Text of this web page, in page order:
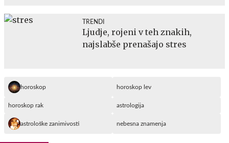
TRENDI
Ljudje, rojeni v teh znakih,
najslabše prenašajo stres
horoskop horoskop lev
horoskop rak astrologija
astrološke zanimivosti nebesna znamenja